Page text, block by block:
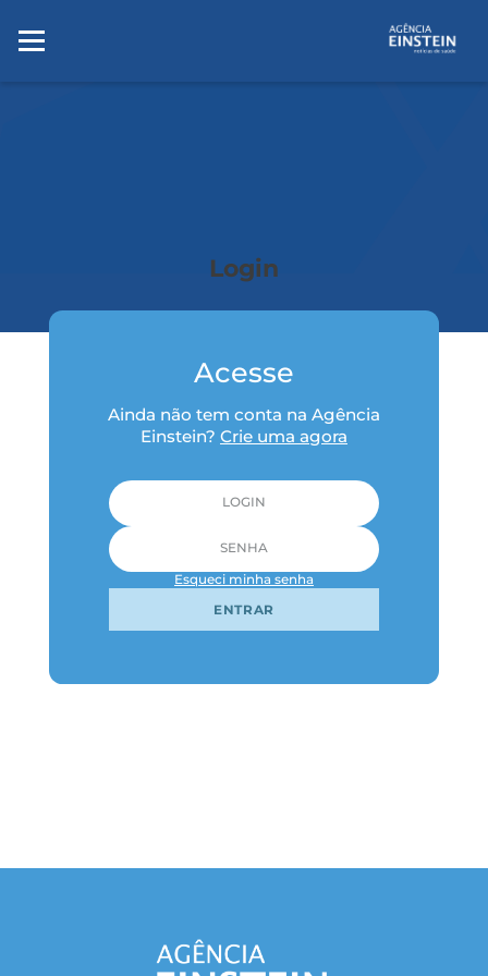
Login
Acesse
Ainda não tem conta na Agência
Einstein? Crie uma agora
Esqueci minha senha
ENTRAR